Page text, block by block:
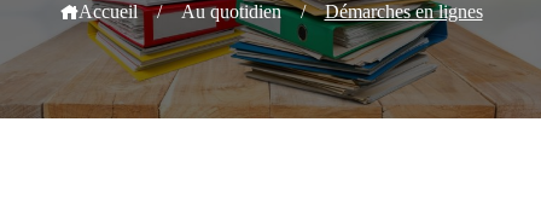
Accueil / Au quotidien / Démarches en lignes